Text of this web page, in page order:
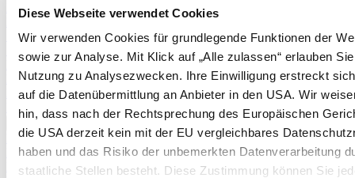
Diese Webseite verwendet Cookies
Wir verwenden Cookies für grundlegende Funktionen der
sowie zur Analyse. Mit Klick auf „Alle zulassen“ erlauben
Nutzung zu Analysezwecken. Ihre Einwilligung erstreckt
auf die Datenübermittlung an Anbieter in den USA. Wir
hin, dass nach der Rechtsprechung des Europäischen
die USA derzeit kein mit der EU vergleichbares
haben und das Risiko der unbemerkten Datenverarbeitung
staatliche Stellen besteht. Diese Zustimmung können Sie
Rhabarber
Erdnüsse
Spargel (aus Pflänzchen)
Stachelbeeren
Kartoffeln
Pflanzanleitung und Befruchtertabelle für Apfelbäume
Pflanzanleitung und Befruchtertabelle für Birnbäume
Pflanzkartoffeltabelle
Mehr anzeigen >>
Pflanzkartoffeltabelle
Boden & Düngung
Düngertabelle